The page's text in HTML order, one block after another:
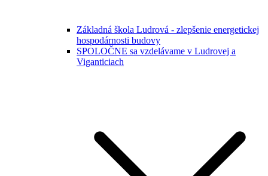
Základná škola Ludrová - zlepšenie energetickej
hospodárnosti budovy
SPOLOČNE sa vzdelávame v Ludrovej a
Viganticiach